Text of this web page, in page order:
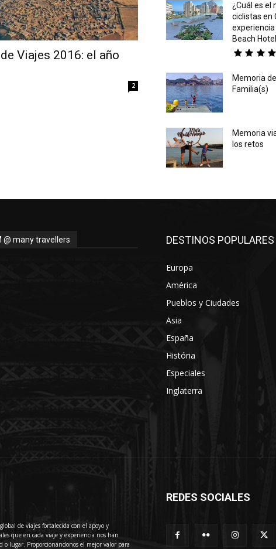
Thru
Viajes 2016: el año
2
¿Cuál es el
ciclistas en
Beach
Memoria
Familia(s)
Memoria
los retos
@ many travellers DESTINOS POPULARES
Europa
América
Pueblos y Ciudades
Asia
España
História
Especiales
Inglaterra
de viajes fortalecida con el apoyo y
que en cada viaje y experiencia nos han
lugar. Proporcionándonos el mejor valor para
REDES SOCIALES